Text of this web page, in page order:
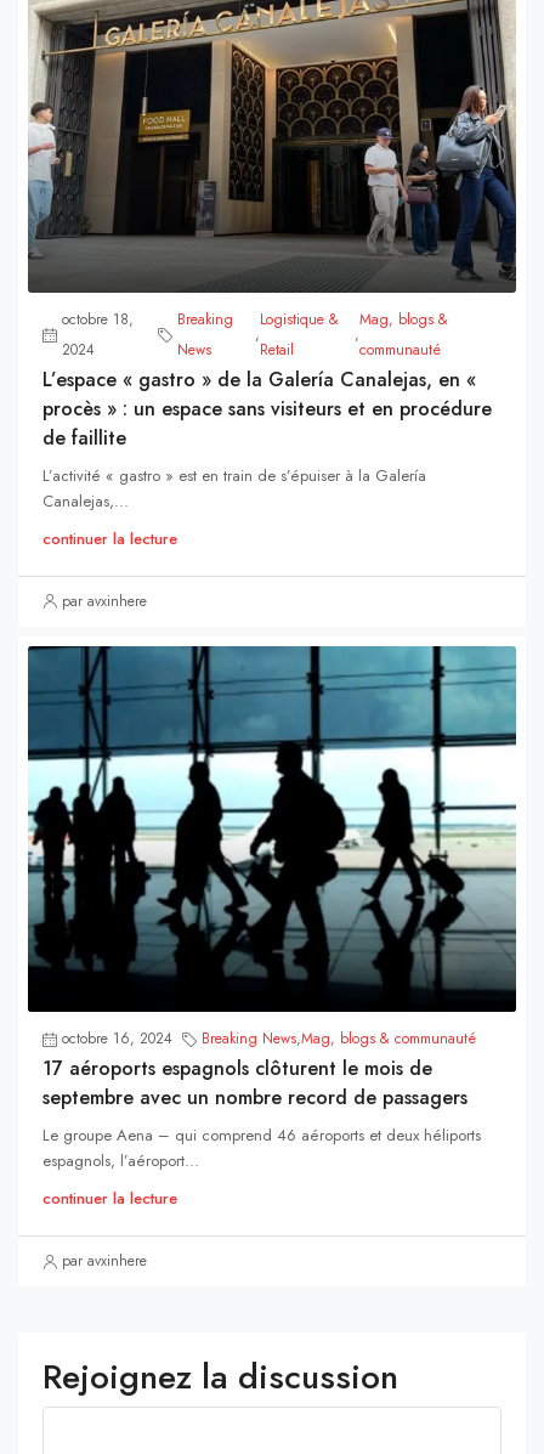
octobre 18,
2024
Breaking
News
,
Logistique &
Retail
,
Mag, blogs &
communauté
L’espace « gastro » de la Galería Canalejas, en «
procès » : un espace sans visiteurs et en procédure
de faillite
L’activité « gastro » est en train de s’épuiser à la Galería
Canalejas,...
continuer la lecture
par avxinhere
octobre 16, 2024 Breaking News,Mag, blogs & communauté
17 aéroports espagnols clôturent le mois de
septembre avec un nombre record de passagers
Le groupe Aena – qui comprend 46 aéroports et deux héliports
espagnols, l’aéroport...
continuer la lecture
par avxinhere
Rejoignez la discussion